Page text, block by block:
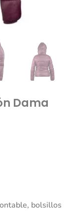
Dama
bolsillos